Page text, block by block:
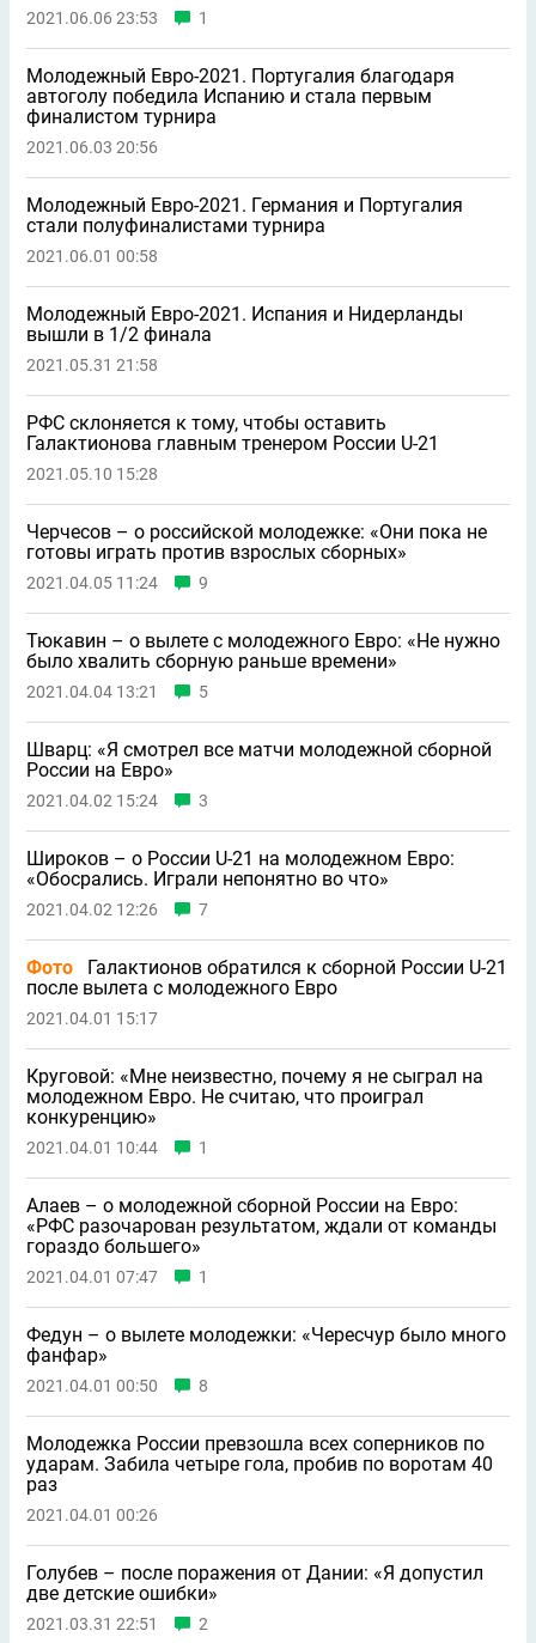
2021.06.06 23:53 1
Молодежный Евро-2021. Португалия благодаря
автоголу победила Испанию и стала первым
финалистом турнира
2021.06.03 20:56
Молодежный Евро-2021. Германия и Португалия
стали полуфиналистами турнира
2021.06.01 00:58
Молодежный Евро-2021. Испания и Нидерланды
вышли в 1/2 финала
2021.05.31 21:58
РФС склоняется к тому, чтобы оставить
Галактионова главным тренером России U-21
2021.05.10 15:28
Черчесов – о российской молодежке: «Они пока не
готовы играть против взрослых сборных»
2021.04.05 11:24 9
Тюкавин – о вылете с молодежного Евро: «Не нужно
было хвалить сборную раньше времени»
2021.04.04 13:21 5
Шварц: «Я смотрел все матчи молодeжной сборной
России на Евро»
2021.04.02 15:24 3
Широков – о России U-21 на молодежном Евро:
«Обосрались. Играли непонятно во что»
2021.04.02 12:26 7
Фото
Галактионов обратился к сборной России U-21
после вылета с молодежного Евро
2021.04.01 15:17
Круговой: «Мне неизвестно, почему я не сыграл на
молодежном Евро. Не считаю, что проиграл
конкуренцию»
2021.04.01 10:44 1
Алаев – о молодежной сборной России на Евро:
«РФС разочарован результатом, ждали от команды
гораздо большего»
2021.04.01 07:47 1
Федун – о вылете молодежки: «Чересчур было много
фанфар»
2021.04.01 00:50 8
Молодежка России превзошла всех соперников по
ударам. Забила четыре гола, пробив по воротам 40
раз
2021.04.01 00:26
Голубев – после поражения от Дании: «Я допустил
две детские ошибки»
2021.03.31 22:51 2